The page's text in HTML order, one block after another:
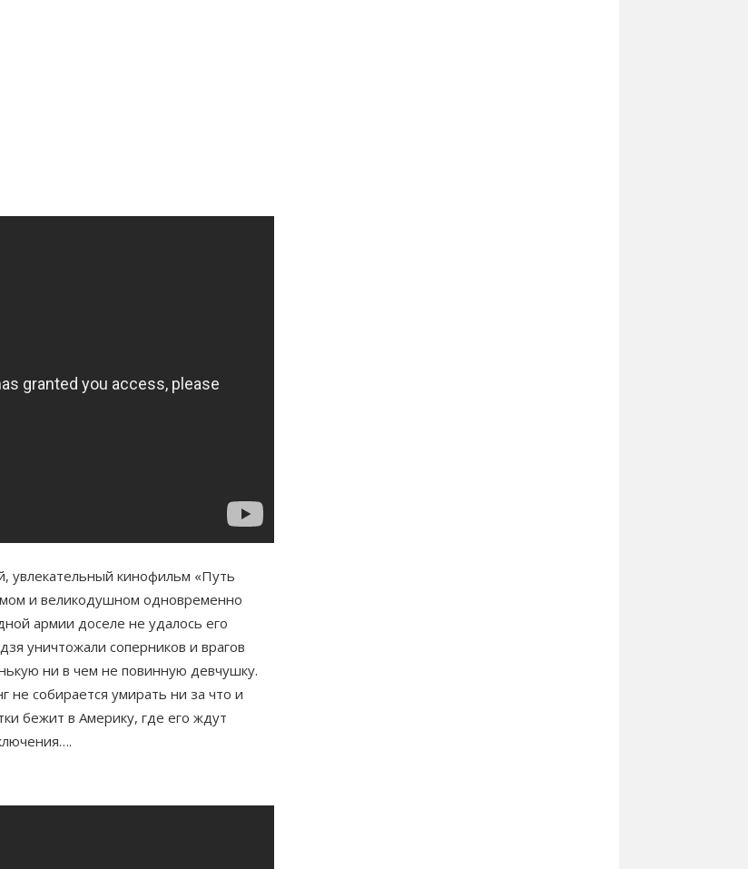
увлекательный кинофильм «Путь
и великодушном одновременно
армии доселе не удалось его
уничтожали соперников и врагов
ни в чем не повинную девчушку.
не собирается умирать ни за что и
бежит в Америку, где его ждут